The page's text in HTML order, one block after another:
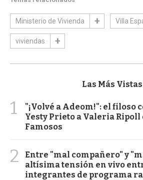
Ministerio de Vivienda Villa
viviendas
Las Más Vistas
1
"¡Volvé a Adeom!": el filoso
Yesty Prieto a Valeria Ripoll
Famosos
2
Entre "mal compañero" y
altísima tensión en vivo
integrantes de programa